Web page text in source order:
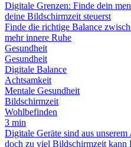
Digitale Grenzen: Finde dein
deine Bildschirmzeit steuerst
Finde die richtige Balance
mehr innere Ruhe
Gesundheit
Gesundheit
Digitale Balance
Achtsamkeit
Mentale Gesundheit
Bildschirmzeit
Wohlbefinden
3 min
Digitale Geräte sind aus
doch zu viel Bildschirmzeit kann